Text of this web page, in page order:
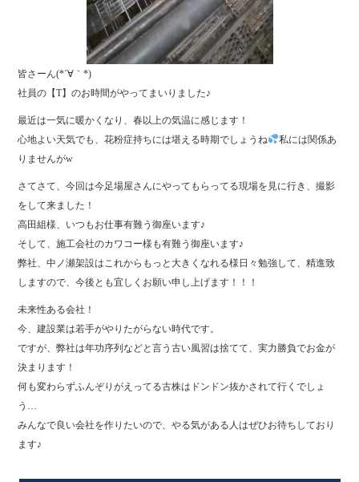
皆さーん(*´∀｀*)
社員の【T】のお時間がやってまいりました♪
最近は一気に暖かくなり、春以上の気温に感じます！
心地よい天気でも、花粉症持ちには堪える時期でしょうね
私には関係あ
りませんがw
さてさて、今回は今足場屋さんにやってもらってる現場を見に行き、撮影
をして来ました！
高田組様、いつもお仕事有難う御座います♪
そして、施工会社のカワコー様も有難う御座います♪
弊社、中ノ瀬架設はこれからもっと大きくなれる様日々勉強して、精進致
しますので、今後とも宜しくお願い申し上げます！！！
未来性ある会社！
今、建設業は若手がやりたがらない時代です。
ですが、弊社は年功序列などと言う古い風習は捨てて、実力勝負でお金が
決まります！
何も変わらずふんぞりがえってる古株はドンドン抜かされて行くでしょ
う…
みんなで良い会社を作りたいので、やる気がある人はぜひお待ちしており
ます♪